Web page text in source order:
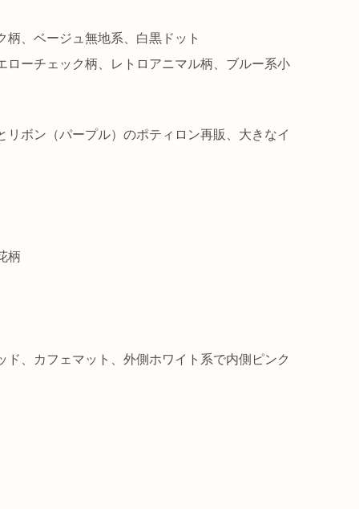
、ベージュ無地系、白黒ドット
ローチェック柄、レトロアニマル柄、ブルー系小
リボン（パープル）のポティロン再販、大きなイ
柄
ド、カフェマット、外側ホワイト系で内側ピンク